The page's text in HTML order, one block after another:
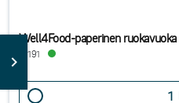
Well4Food-paperinen
41191